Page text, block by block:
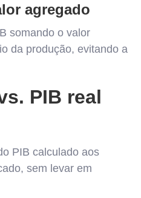
agregado
somando o valor
da produção, evitando a
PIB real
PIB calculado aos
sem levar em